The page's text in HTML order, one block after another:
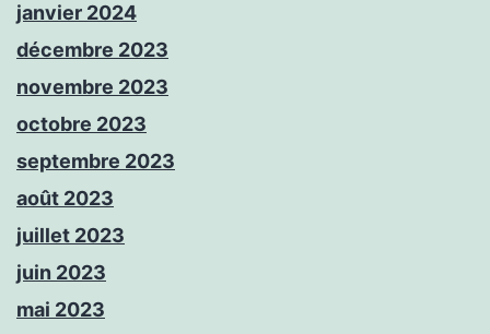
janvier 2024
décembre 2023
novembre 2023
octobre 2023
septembre 2023
août 2023
juillet 2023
juin 2023
mai 2023